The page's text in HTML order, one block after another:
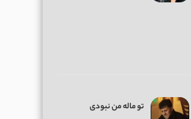
تو ماله من نبودی